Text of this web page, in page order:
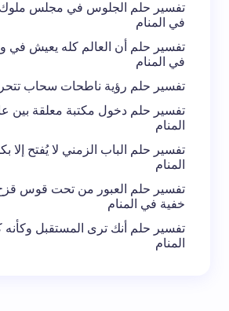
تفسير حلم الجلوس في مجلس ملوك
في المنام
تفسير حلم أن العالم كله يعيش في
في المنام
تفسير حلم رؤية ناطحات سحاب
تفسير حلم دخول مكتبة معلقة بين
المنام
تفسير حلم الباب الزمني لا يُفتح إلا
المنام
تفسير حلم العبور من تحت قوس قزح
خفية في المنام
تفسير حلم أنك ترى المستقبل
المنام